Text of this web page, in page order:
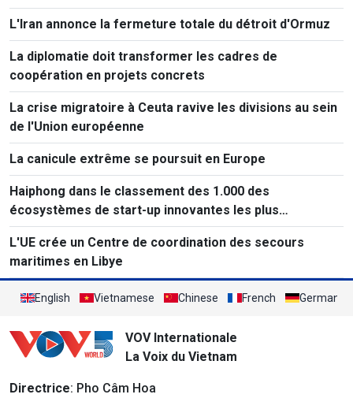
L'Iran annonce la fermeture totale du détroit d'Ormuz
La diplomatie doit transformer les cadres de
coopération en projets concrets
La crise migratoire à Ceuta ravive les divisions au sein
de l'Union européenne
La canicule extrême se poursuit en Europe
Haiphong dans le classement des 1.000 des
écosystèmes de start-up innovantes les plus
performants au monde
L'UE crée un Centre de coordination des secours
maritimes en Libye
English Vietnamese Chinese French German
VOV Internationale
La Voix du Vietnam
Directrice: Pho Câm Hoa